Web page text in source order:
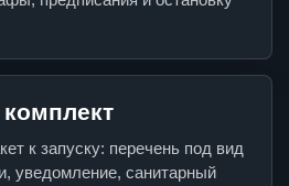
к запуску: перечень под вид
уведомление, санитарный